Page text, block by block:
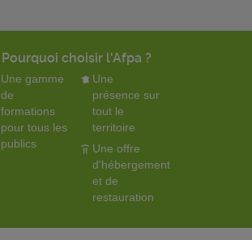
Pourquoi choisir l'Afpa ?
Une gamme
de
formations
pour tous les
publics
Une
présence sur
tout le
territoire
Une offre
d'hébergement
et de
restauration